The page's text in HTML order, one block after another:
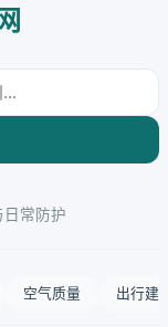
日常防护
空气质量 出行建